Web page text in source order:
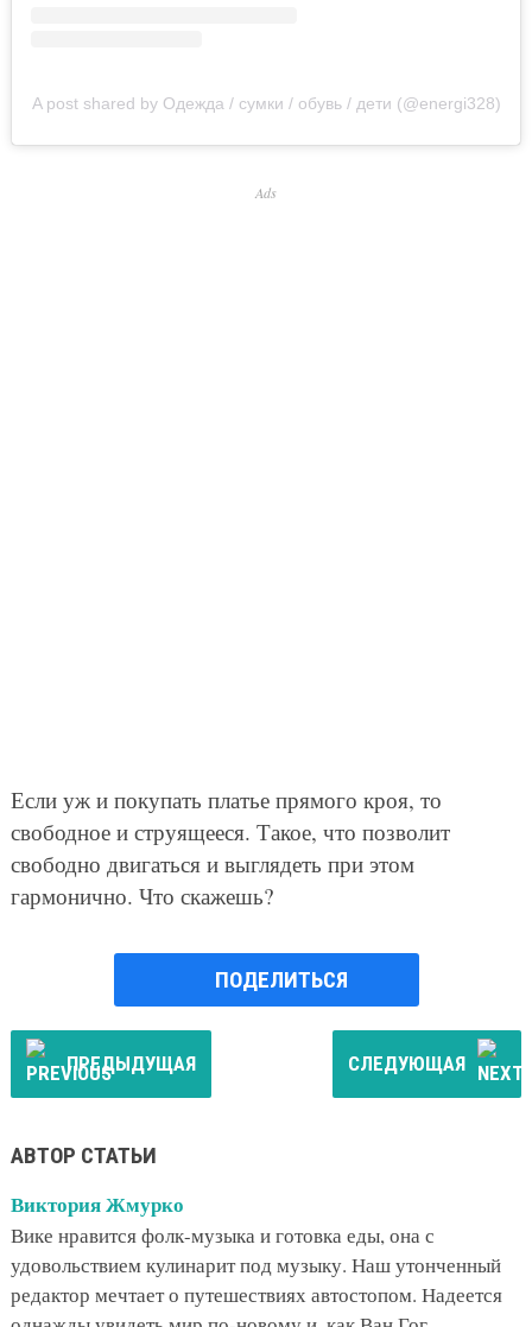
A post shared by Одежда / сумки / обувь / дети (@energi328)
Ads
Если уж и покупать платье прямого кроя, то
свободное и струящееся. Такое, что позволит
свободно двигаться и выглядеть при этом
гармонично. Что скажешь?
ПОДЕЛИТЬСЯ
ПРЕДЫДУЩАЯ СЛЕДУЮЩАЯ
АВТОР СТАТЬИ
Виктория Жмурко
Вике нравится фолк-музыка и готовка еды, она с
удовольствием кулинарит под музыку. Наш утонченный
редактор мечтает о путешествиях автостопом. Надеется